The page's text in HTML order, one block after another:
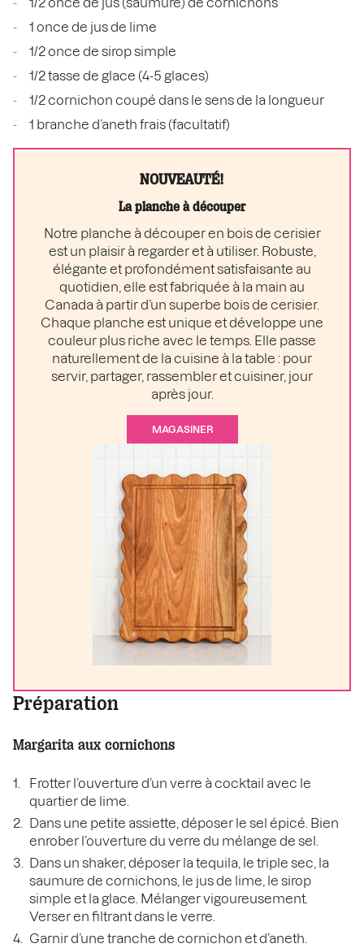
1 once de jus de lime
1/2 once de sirop simple
1/2 tasse de glace (4-5 glaces)
1/2 cornichon coupé dans le sens de la longueur
1 branche d’aneth frais (facultatif)
NOUVEAUTÉ!
La planche à découper
Notre planche à découper en bois de cerisier
est un plaisir à regarder et à utiliser. Robuste,
élégante et profondément satisfaisante au
quotidien, elle est fabriquée à la main au
Canada à partir d’un superbe bois de cerisier.
Chaque planche est unique et développe une
couleur plus riche avec le temps. Elle passe
naturellement de la cuisine à la table : pour
servir, partager, rassembler et cuisiner, jour
après jour.
MAGASINER
Préparation
Margarita aux cornichons
Frotter l’ouverture d’un verre à cocktail avec le
quartier de lime.
Dans une petite assiette, déposer le sel épicé. Bien
enrober l’ouverture du verre du mélange de sel.
Dans un shaker, déposer la tequila, le triple sec, la
saumure de cornichons, le jus de lime, le sirop
simple et la glace. Mélanger vigoureusement.
Verser en filtrant dans le verre.
Garnir d’une tranche de cornichon et d’aneth.